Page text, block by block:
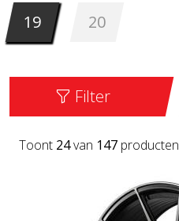
19 20
Filter
Toont 24van 147 producten